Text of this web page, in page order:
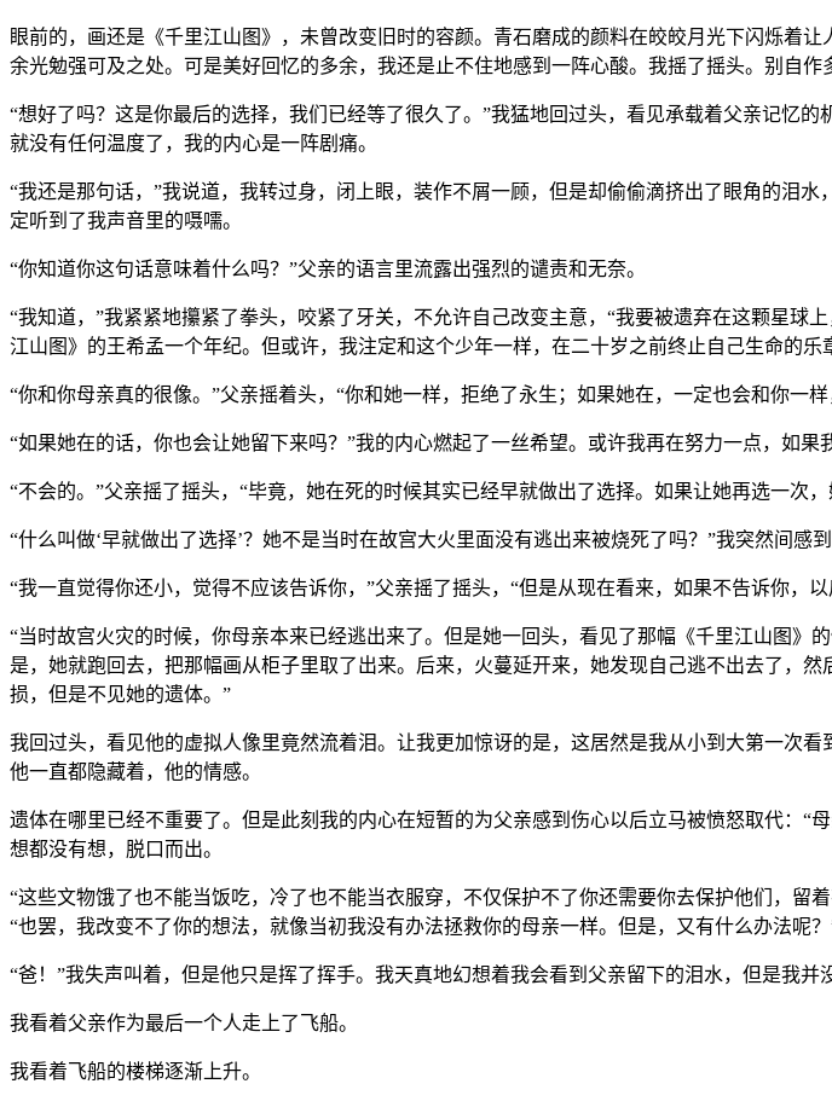
眼前的，画还是《千里江山图》，未曾改变旧时的容颜。青石磨成的颜料在皎皎月光下闪烁着
余光勉强可及之处。可是美好回忆的多余，我还是止不住地感到一阵心酸。我摇了摇头。别自
“想好了吗？这是你最后的选择，我们已经等了很久了。”我猛地回过头，看见承载着父亲记忆
就没有任何温度了，我的内心是一阵剧痛。
“我还是那句话，”我说道，我转过身，闭上眼，装作不屑一顾，但是却偷偷滴挤出了眼角的泪
定听到了我声音里的嗫嚅。
“你知道你这句话意味着什么吗？”父亲的语言里流露出强烈的谴责和无奈。
“我知道，”我紧紧地攥紧了拳头，咬紧了牙关，不允许自己改变主意，“我要被遗弃在这颗星
江山图》的王希孟一个年纪。但或许，我注定和这个少年一样，在二十岁之前终止自己生命的乐
“你和你母亲真的很像。”父亲摇着头，“你和她一样，拒绝了永生；如果她在，一定也会和你一
“如果她在的话，你也会让她留下来吗？”我的内心燃起了一丝希望。或许我再在努力一点，如果
“不会的。”父亲摇了摇头，“毕竟，她在死的时候其实已经早就做出了选择。如果让她再选一次
“什么叫做‘早就做出了选择’？她不是当时在故宫大火里面没有逃出来被烧死了吗？”我突然间感
“我一直觉得你还小，觉得不应该告诉你，”父亲摇了摇头，“但是从现在看来，如果不告诉你，
“当时故宫火灾的时候，你母亲本来已经逃出来了。但是她一回头，看见了那幅《千里江山图
是，她就跑回去，把那幅画从柜子里取了出来。后来，火蔓延开来，她发现自己逃不出去了，
损，但是不见她的遗体。”
我回过头，看见他的虚拟人像里竟然流着泪。让我更加惊讶的是，这居然是我从小到大第一次
他一直都隐藏着，他的情感。
遗体在哪里已经不重要了。但是此刻我的内心在短暂的为父亲感到伤心以后立马被愤怒取代：
想都没有想，脱口而出。
“这些文物饿了也不能当饭吃，冷了也不能当衣服穿，不仅保护不了你还需要你去保护他们，留
“也罢，我改变不了你的想法，就像当初我没有办法拯救你的母亲一样。但是，又有什么办法呢
“爸！”我失声叫着，但是他只是挥了挥手。我天真地幻想着我会看到父亲留下的泪水，但是我
我看着父亲作为最后一个人走上了飞船。
我看着飞船的楼梯逐渐上升。